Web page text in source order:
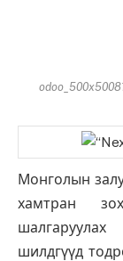
Монголын
хамтран
шилдгүүд